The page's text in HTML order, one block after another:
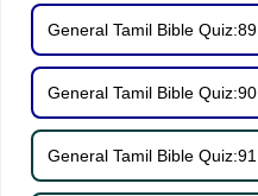
General Tamil Bible Quiz:89
General Tamil Bible Quiz:90
General Tamil Bible Quiz:91